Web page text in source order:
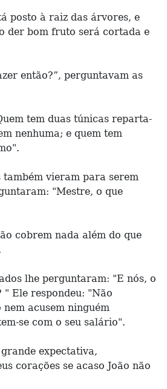
posto à raiz das árvores, e
der bom fruto será cortada e
então?”, perguntavam as
tem duas túnicas reparta-
nenhuma; e quem tem
também vieram para serem
"Mestre, o que
cobrem nada além do que
lhe perguntaram: "E nós, o
" Ele respondeu: "Não
acusem ninguém
se com o seu salário".
expectativa,
corações se acaso João não